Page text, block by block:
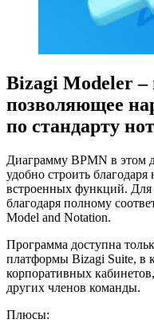
Bizagi Modeler –
позволяющее
по стандарту
Диаграмму BPMN в этом
удобно строить
встроенных функций. Для
благодаря полному
Model and Notation.
Программа доступна
платформы Bizagi Suite, в
корпоративных
других членов команды.
Плюсы: